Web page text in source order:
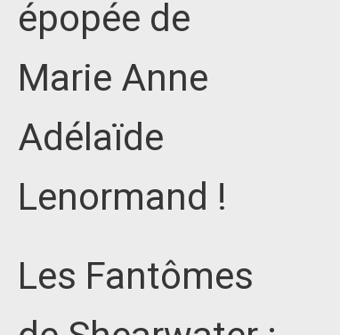
épopée de
Marie Anne
Adélaïde
Lenormand !
Les Fantômes